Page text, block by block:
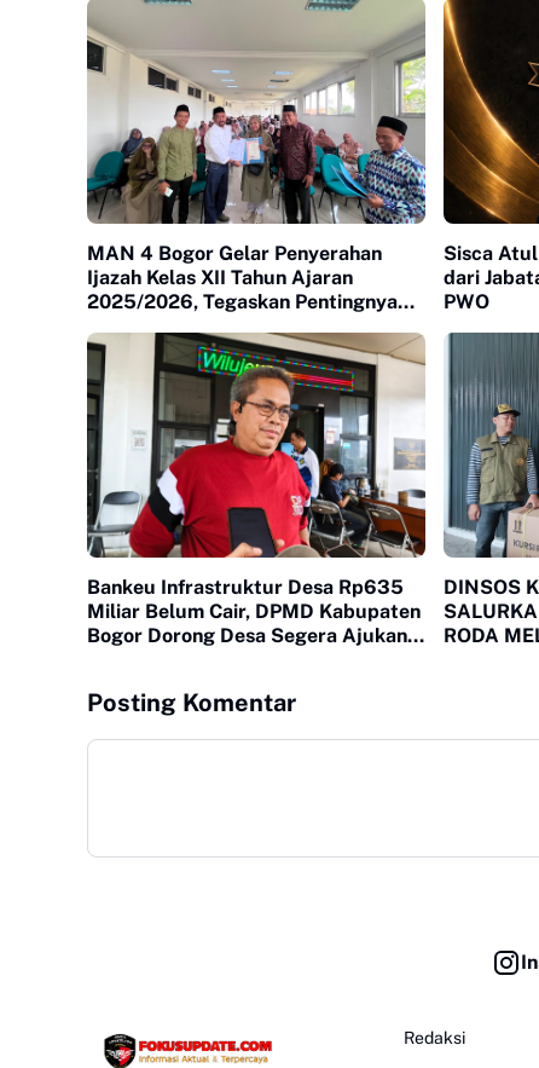
MAN 4 Bogor Gelar Penyerahan
Ijazah Kelas XII Tahun Ajaran
2025/2026, Tegaskan Pentingnya
Sisca
dari
PWO
Bankeu Infrastruktur Desa Rp635
Miliar Belum Cair, DPMD Kabupaten
Bogor Dorong Desa Segera Ajukan
DINSOS
RODA
Posting Komentar
Redaksi